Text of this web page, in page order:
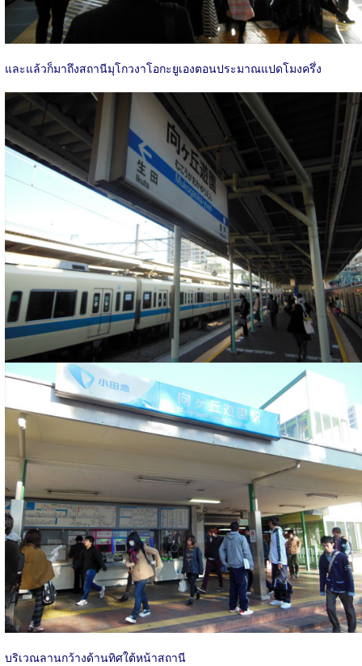
และแล้วก็มาถึงสถานีมุโกวงาโอกะยูเองตอนประมาณแปดโมงครึ่ง
บริเวณลานกว้างด้านทิศใต้หน้าสถานี